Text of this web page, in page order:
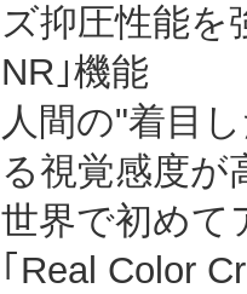
ズ抑圧性能を
NR｣機能
人間の"着目
る視覚感度が
世界で初めて
｢Real Color